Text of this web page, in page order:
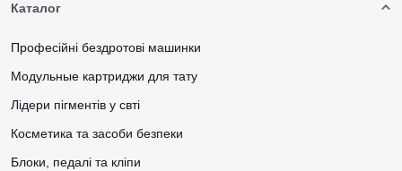
Каталог
Професійні бездротові машинки
Модульные картриджи для тату
Лідери пігментів у свті
Косметика та засоби безпеки
Блоки, педалі та кліпи